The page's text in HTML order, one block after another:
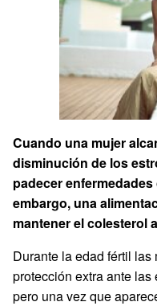
Cuando una mujer
disminución de los
padecer
embargo, una
mantener el colesterol
Durante la edad fértil
protección extra ante
pero una vez que